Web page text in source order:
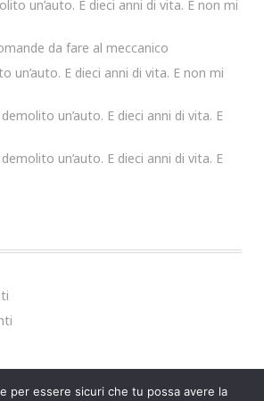
un’auto. E dieci anni di vita. E non mi
da fare al meccanico
un’auto. E dieci anni di vita. E non mi
un’auto. E dieci anni di vita. E
un’auto. E dieci anni di vita. E
per essere sicuri che tu possa avere la